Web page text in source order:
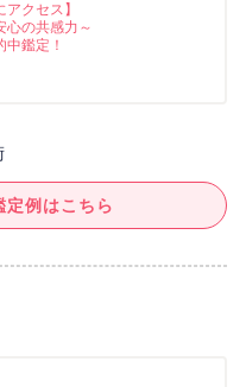
アクセス】
心の共感力～
鑑定！
定例はこちら